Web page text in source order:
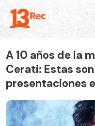
A 10 años de la
Cerati: Estas
presentaciones